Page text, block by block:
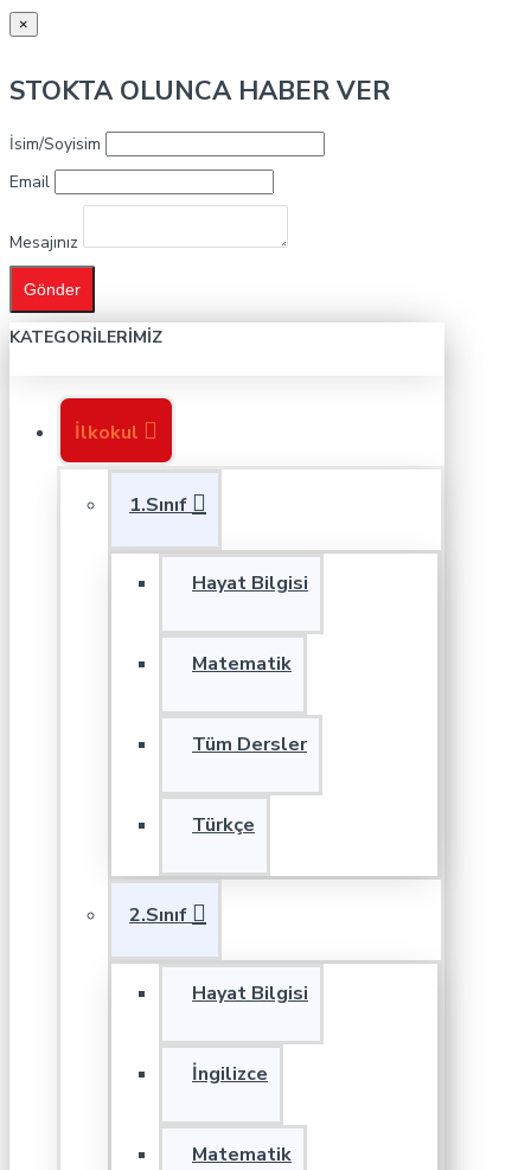
×
STOKTA OLUNCA HABER VER
İsim/Soyisim
Email
Mesajınız
Gönder
KATEGORILERIMIZ
İlkokul
1.Sınıf
Hayat Bilgisi
Matematik
Tüm Dersler
Türkçe
2.Sınıf
Hayat Bilgisi
İngilizce
Matematik